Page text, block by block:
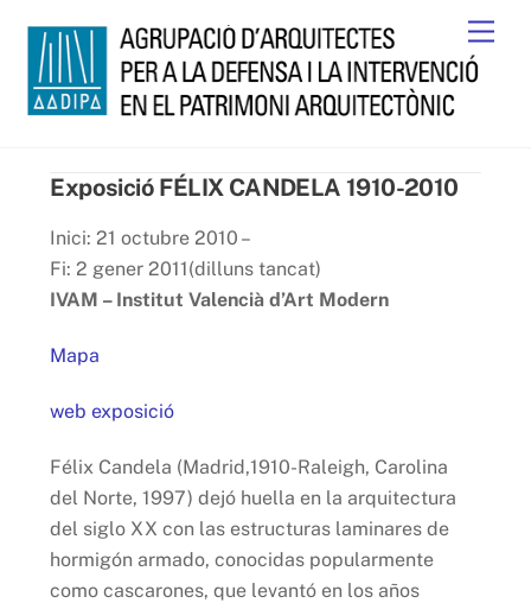
content
Exposició FÉLIX CANDELA 1910-2010
Inici: 21 octubre 2010 –
Fi: 2 gener 2011(dilluns tancat)
IVAM – Institut Valencià d’Art Modern
Mapa
web exposició
Félix Candela (Madrid,1910-Raleigh, Carolina
del Norte, 1997) dejó huella en la arquitectura
del siglo XX con las estructuras laminares de
hormigón armado, conocidas popularmente
como cascarones, que levantó en los años